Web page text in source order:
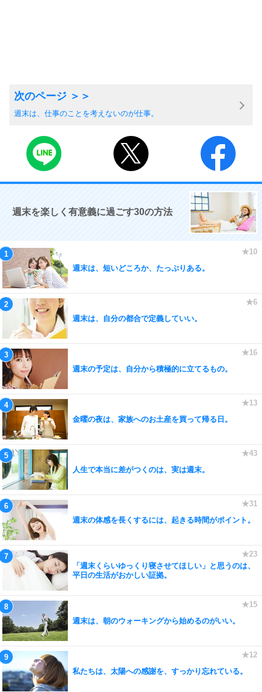
週末は、仕事のことを考えないのが仕事。
週末を楽しく有意義に過ごす30の方法
週末は、短いどころか、たっぷりある。
週末は、自分の都合で定義していい。
週末の予定は、自分から積極的に立てるもの。
金曜の夜は、家族へのお土産を買って帰る日。
人生で本当に差がつくのは、実は週末。
週末の体感を長くするには、起きる時間がポイント。
「週末くらいゆっくり寝させてほしい」と思うのは、
平日の生活がおかしい証拠。
週末は、朝のウォーキングから始めるのがいい。
私たちは、太陽への感謝を、すっかり忘れている。